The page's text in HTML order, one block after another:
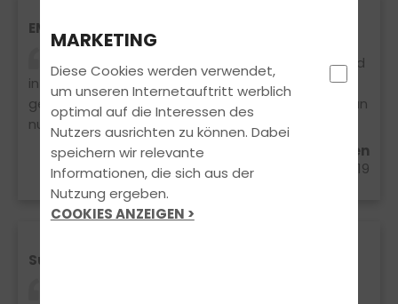
EMPFEHLENSWERT
Die Theriestunden waren kreativ gestaltet und
informativ. Das Team ist super und es hat Spaß
gemacht mit ihnen das Fahren zu lernen. Kann man
nur weiterempfehlen!
William Makssi aus Vreden
16.03.2019
Super Fahrschule
MARKETING
Diese Cookies werden verwendet,
um unseren Internetauftritt werblich
optimal auf die Interessen des
Nutzers ausrichten zu können. Dabei
speichern wir relevante
Informationen, die sich aus der
Nutzung ergeben.
COOKIES ANZEIGEN >